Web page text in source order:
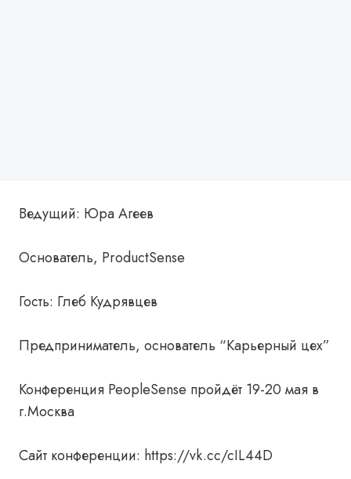
Ведущий: Юра Агеев
Основатель, ProductSense
Гость: Глеб Кудрявцев
Предприниматель, основатель “Карьерный цех”
Конференция PeopleSense пройдёт 19-20 мая в
г.Москва
Сайт конференции: https://vk.cc/cIL44D